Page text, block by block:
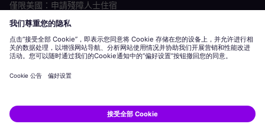
僅限美國：申請殘障人士住宿
勞動條件申請
Siemens Energy 是 Siemens AG 授權的商標。